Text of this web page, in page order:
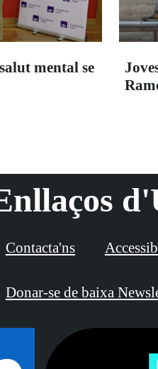
mental se
Contacta'ns
Donar-se de baixa